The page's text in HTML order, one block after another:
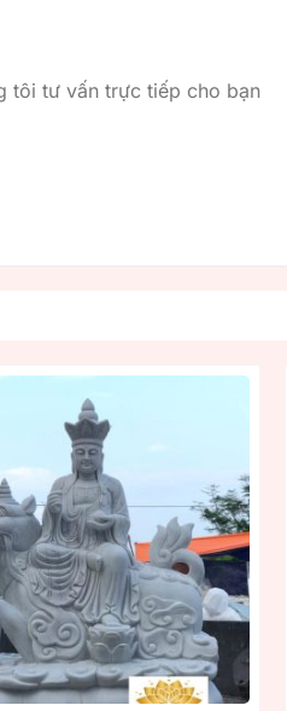
tôi tư vấn trực tiếp cho bạn